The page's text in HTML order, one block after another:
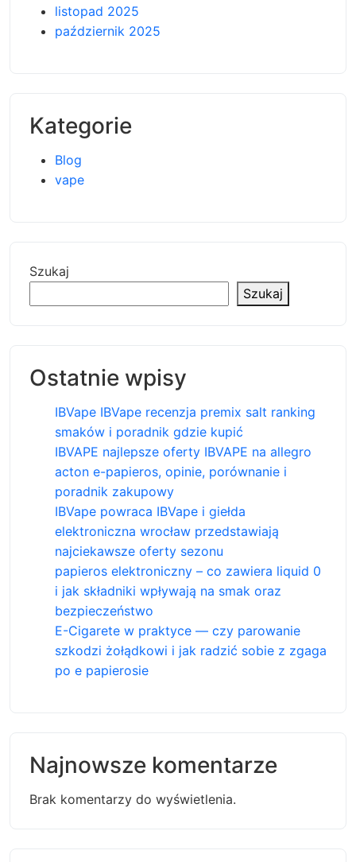
listopad 2025
październik 2025
Kategorie
Blog
vape
Szukaj
Szukaj
Ostatnie wpisy
IBVape IBVape recenzja premix salt ranking
smaków i poradnik gdzie kupić
IBVAPE najlepsze oferty IBVAPE na allegro
acton e-papieros, opinie, porównanie i
poradnik zakupowy
IBVape powraca IBVape i giełda
elektroniczna wrocław przedstawiają
najciekawsze oferty sezonu
papieros elektroniczny – co zawiera liquid 0
i jak składniki wpływają na smak oraz
bezpieczeństwo
E-Cigarete w praktyce — czy parowanie
szkodzi żołądkowi i jak radzić sobie z zgaga
po e papierosie
Najnowsze komentarze
Brak komentarzy do wyświetlenia.